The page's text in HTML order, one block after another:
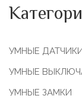
УМНЫЕ
УМНЫЕ
УМНЫЕ ЗАМКИ